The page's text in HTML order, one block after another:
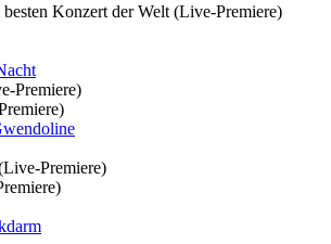
Konzert der Welt (Live-Premiere)
Premiere)
Premiere)